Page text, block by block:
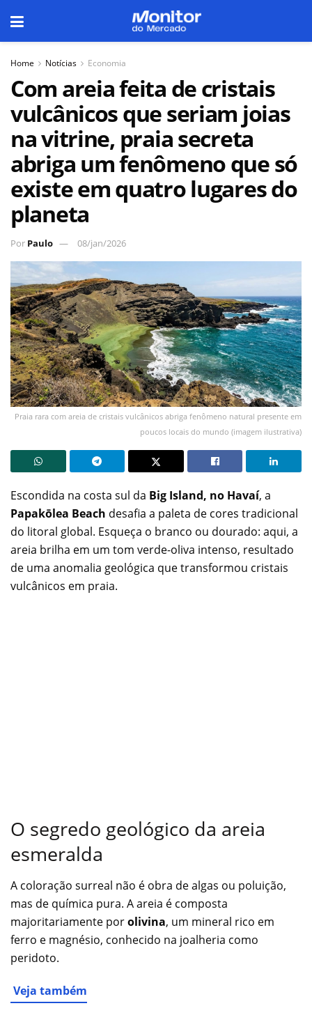
Home Notícias Economia
Com areia feita de cristais
vulcânicos que seriam joias
na vitrine, praia secreta
abriga um fenômeno que só
existe em quatro lugares do
planeta
Por Paulo 08/jan/2026
Praia rara com areia de cristais vulcânicos abriga fenômeno natural presente em
poucos locais do mundo (imagem ilustrativa)
Escondida na costa sul da Big Island, no Havaí, a
Papakōlea Beach desafia a paleta de cores tradicional
do litoral global. Esqueça o branco ou dourado: aqui, a
areia brilha em um tom verde-oliva intenso, resultado
de uma anomalia geológica que transformou cristais
vulcânicos em praia.
O segredo geológico da areia
esmeralda
A coloração surreal não é obra de algas ou poluição,
mas de química pura. A areia é composta
majoritariamente porolivina, um mineral rico em
ferro e magnésio, conhecido na joalheria como
peridoto.
Veja também